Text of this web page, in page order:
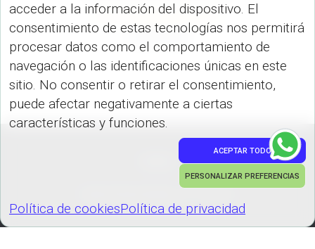
acceder a la información del dispositivo. El
consentimiento de estas tecnologías nos permitirá
procesar datos como el comportamiento de
navegación o las identificaciones únicas en este
sitio. No consentir o retirar el consentimiento,
puede afectar negativamente a ciertas
características y funciones.
ACEPTAR TODO
PERSONALIZAR PREFERENCIAS
Política de cookiesPolítica de privacidad
LÍNEA ECONÓMICA (BOLÍGRAFO)